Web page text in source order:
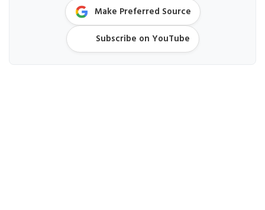
Make Preferred Source
Subscribe on YouTube